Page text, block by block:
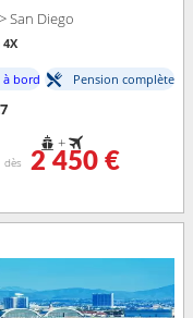
San Diego
à bord Pension complète
+
dès 2 450 €